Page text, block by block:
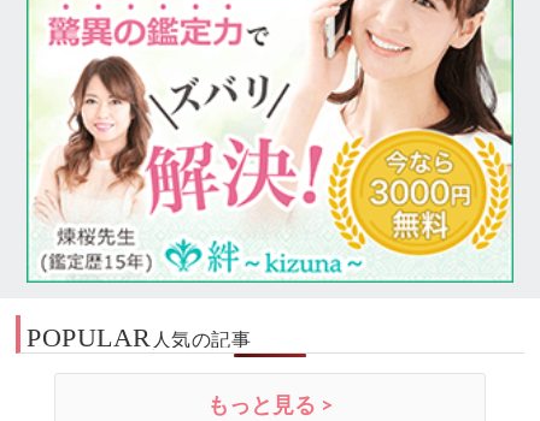
POPULAR 人気の記事
もっと見る >